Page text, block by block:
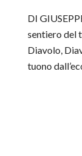
DI
sentiero del
Diavolo,
tuono